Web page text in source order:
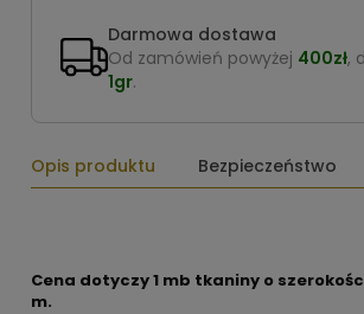
Darmowa dostawa
Od zamówień powyżej 400zł,
1gr.
Opis produktu Bezpieczeństwo
Cena dotyczy 1 mb tkaniny o
m.